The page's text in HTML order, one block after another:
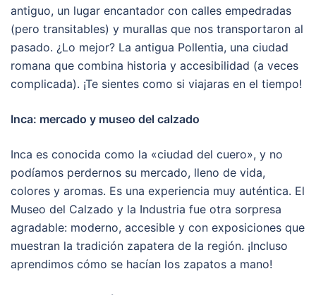
antiguo, un lugar encantador con calles empedradas
(pero transitables) y murallas que nos transportaron al
pasado. ¿Lo mejor? La antigua Pollentia, una ciudad
romana que combina historia y accesibilidad (a veces
complicada). ¡Te sientes como si viajaras en el tiempo!
Inca: mercado y museo del calzado
Inca es conocida como la «ciudad del cuero», y no
podíamos perdernos su mercado, lleno de vida,
colores y aromas. Es una experiencia muy auténtica. El
Museo del Calzado y la Industria fue otra sorpresa
agradable: moderno, accesible y con exposiciones que
muestran la tradición zapatera de la región. ¡Incluso
aprendimos cómo se hacían los zapatos a mano!